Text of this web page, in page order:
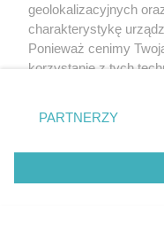
geolokalizacyjnych
charakterystykę
Ponieważ cenimy
korzystanie z tych
zmienić/wycofać
znajdujący się w
rodzaje przetwarzania
użytkownika, ale
przetwarzaniu.
PARTNERZY